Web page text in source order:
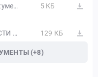
Разъяснения положений документации о закупке товаров, работ, услуг № 32615792745
5 КБ
ОКЭ-05-ФОРМА ВТОРОЙ ЧАСТИ ЗАЯВКИ.docx 129 КБ
(+8)